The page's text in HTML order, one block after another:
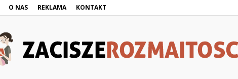
O NAS REKLAMA KONTAKT